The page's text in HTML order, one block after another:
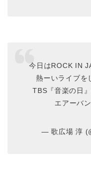
今日はROCK IN
熱ーいライブを
TBS『音楽の日
エアーバ
— 歌広場 淳